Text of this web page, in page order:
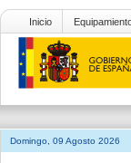
Inicio
Domingo, 09 Agosto 2026